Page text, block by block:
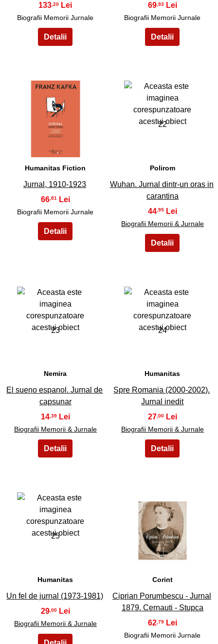
133 ,20
Biografii Memorii Jurnale
69,93
Biografii Memorii Jurnale
21
Humanitas Fiction
Jurnal, 1910-1923
66,81
Biografii Memorii Jurnale
22
Polirom
Wuhan. Jurnal dintr-un oras in
carantina
44,95
Biografii Memorii & Jurnale
23
Nemira
El sueno espanol. Jurnal de
capsunar
14 ,39
Biografii Memorii & Jurnale
24
Humanitas
Spre Romania (2000-2002).
Jurnal inedit
27,00
Biografii Memorii & Jurnale
25
Humanitas
Un fel de jurnal (1973-1981)
29,00
Biografii Memorii & Jurnale
26
Corint
Ciprian Porumbescu - Jurnal
1879. Cernauti - Stupca
62 ,79
Biografii Memorii Jurnale